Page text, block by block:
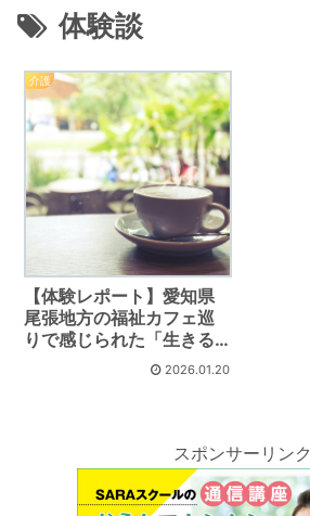
体験談
介護
【体験レポート】愛知県
尾張地方の福祉カフェ巡
りで感じられた「生きる
2026.01.20
スポンサーリンク